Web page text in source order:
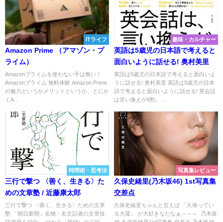
ITライフ
Amazon Prime （アマゾン・プ
ライム）
Amazonプライムを使わない手は無い！
Amazonプライム 無料体験 Amazon Prime
の魅力というかメリットというか、とにか
くA...
趣味・カルチャー
英語は5歳児の日本語で考えると
面白いように話せる! 奥村美里
英語は5歳児の日本語で考えると面白いよ
うに話せる! 奥村美里 英語は5歳児の日本
語で考えると面白いように話せる! 英会話
は言い換えが9割。 ...
時間術・思考法
三行で撃つ 〈善く、生きる〉た
めの文章塾 / 近藤康太郎
三行で撃つ 〈善く、生きる〉ための文章
塾 「朝日新聞」名物・名文記者の文章技
写真集レビュー
久保史緒里(乃木坂46) 1st写真集
交差点
久保史緒里ちゃんと言えば 「久保ってい
る大賞」 が大好きなだなぁ～～～ 乃木坂